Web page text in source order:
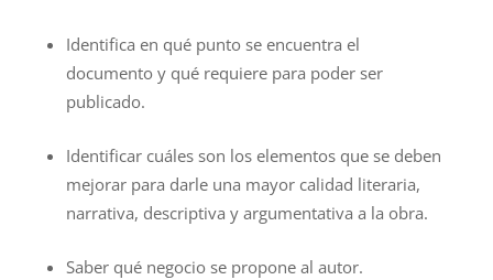
Identifica en qué punto se encuentra el
documento y qué requiere para poder ser
publicado.
Identificar cuáles son los elementos que se deben
mejorar para darle una mayor calidad literaria,
narrativa, descriptiva y argumentativa a la obra.
Saber qué negocio se propone al autor.